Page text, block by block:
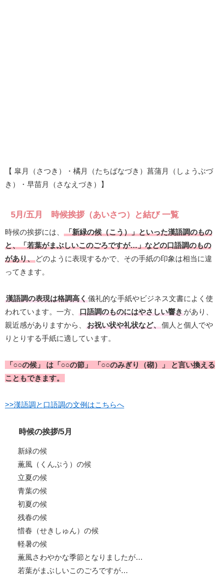
【 皐月（さつき）・橘月（たちばなづき）菖蒲月（しょうぶづ
き）・早苗月（さなえづき）】
5月/五月 時候挨拶（あいさつ）と結び 一覧
時候の挨拶には、
「新緑の候（こう）」といった漢語調のもの
と、「若葉がまぶしいこのごろですが…」などの口語調のもの
があり、どのように表現するかで、その手紙の印象は相当に違
ってきます。
漢語調の表現は格調高く儀礼的な手紙やビジネス文書によく使
われています。一方、
口語調のものにはやさしい響きがあり、
親近感がありますから、
お祝い状や礼状など、個人と個人でや
りとりする手紙に適しています。
「○○の候」 は「○○の節」 「○○のみぎり（砌）」 と言い換える
こともできます。
>>漢語調と口語調の文例はこちらへ
時候の挨拶/5月
新緑の候
薫風（くんぷう）の候
立夏の候
青葉の候
初夏の候
残春の候
惜春（せきしゅん）の候
軽暑の候
薫風さわやかな季節となりましたが…
若葉がまぶしいこのごろですが…